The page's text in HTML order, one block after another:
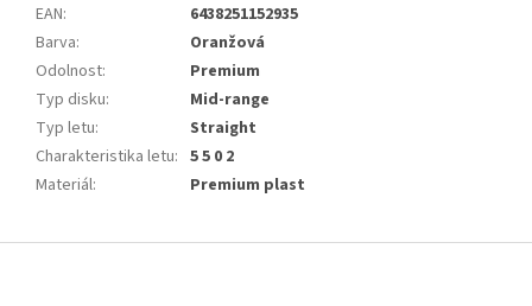
EAN:
6438251152935
Barva:
Oranžová
Odolnost:
Premium
Typ disku:
Mid-range
Typ letu:
Straight
Charakteristika letu: 5 5 0 2
Materiál: Premium plast